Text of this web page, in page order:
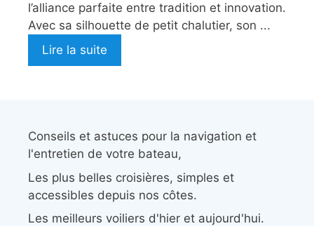
l’alliance parfaite entre tradition et innovation.
Avec sa silhouette de petit chalutier, son ...
Lire la suite
Conseils et astuces pour la navigation et
l'entretien de votre bateau,
Les plus belles croisières, simples et
accessibles depuis nos côtes.
Les meilleurs voiliers d'hier et aujourd'hui.